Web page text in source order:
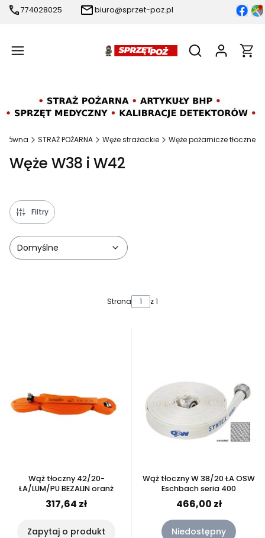
774028025 biuro@sprzet-poz.pl
Otwórz
STRAŻ POŻARNA Węże strażackie Węże pożarnicze tłoczne
Węże W38 i W42
Filtry
Domyślne
Strona z 1
Wąż tłoczny 42/20-
ŁA/LUM/PU BEZALIN oranż
317,64 zł
Zapytaj o produkt
Wąż tłoczny W 38/20 ŁA OSW
Eschbach seria 400
466,00 zł
Niedostępny